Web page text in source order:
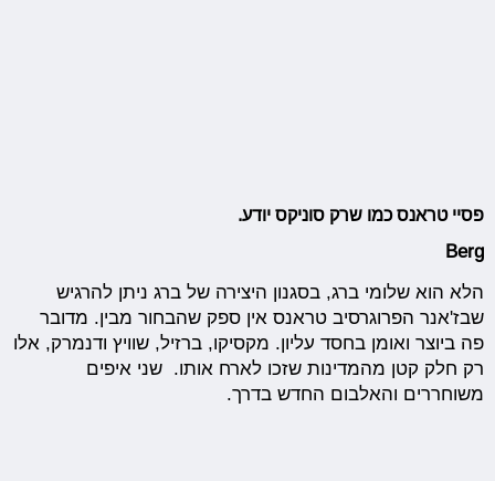
פסיי טראנס כמו שרק סוניקס יודע.
Berg
הלא הוא שלומי ברג, בסגנון היצירה של ברג ניתן להרגיש
שבז'אנר הפרוגרסיב טראנס אין ספק שהבחור מבין. מדובר
פה ביוצר ואומן בחסד עליון. מקסיקו, ברזיל, שוויץ ודנמרק, אלו
רק חלק קטן מהמדינות שזכו לארח אותו. שני איפים
משוחררים והאלבום החדש בדרך.